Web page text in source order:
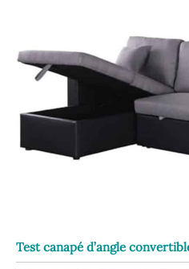
Test canapé d’angle